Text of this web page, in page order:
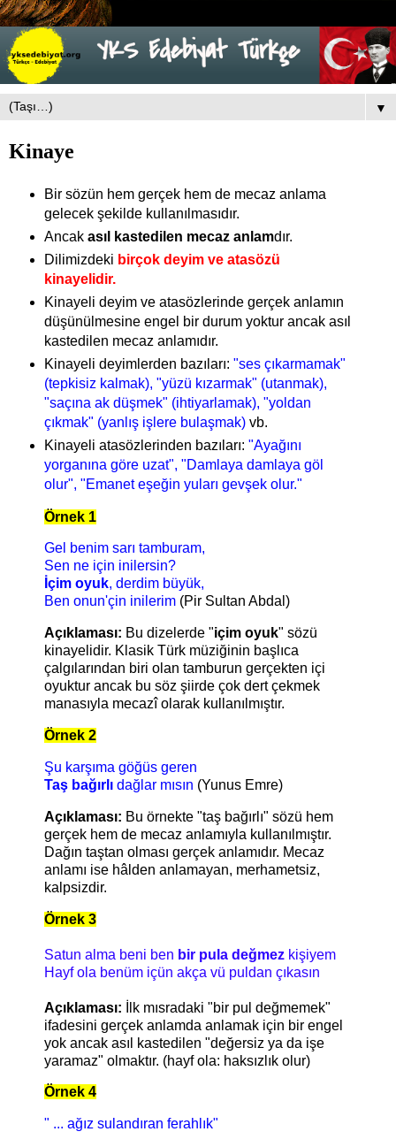
▼
Kinaye
Bir sözün hem gerçek hem de mecaz anlama
gelecek şekilde kullanılmasıdır.
Ancak asıl kastedilen mecaz anlamdır.
Dilimizdeki birçok deyim ve atasözü
kinayelidir.
Kinayeli deyim ve atasözlerinde gerçek anlamın
düşünülmesine engel bir durum yoktur ancak asıl
kastedilen mecaz anlamıdır.
Kinayeli deyimlerden bazıları: "ses çıkarmamak"
(tepkisiz kalmak), "yüzü kızarmak" (utanmak),
"saçına ak düşmek" (ihtiyarlamak), "yoldan
çıkmak" (yanlış işlere bulaşmak)vb.
Kinayeli atasözlerinden bazıları: "Ayağını
yorganına göre uzat", "Damlaya damlaya göl
olur", "Emanet eşeğin yuları gevşek olur."
Örnek 1
Gel benim sarı tamburam,
Sen ne için inilersin?
İçim oyuk, derdim büyük,
Ben onun'çin inilerim (Pir Sultan Abdal)
Açıklaması: Bu dizelerde "içim oyuk" sözü
kinayelidir. Klasik Türk müziğinin başlıca
çalgılarından biri olan tamburun gerçekten içi
oyuktur ancak bu söz şiirde çok dert çekmek
manasıyla mecazî olarak kullanılmıştır.
Örnek 2
Şu karşıma göğüs geren
Taş bağırlı dağlar mısın (Yunus Emre)
Açıklaması: Bu örnekte "taş bağırlı" sözü hem
gerçek hem de mecaz anlamıyla kullanılmıştır.
Dağın taştan olması gerçek anlamıdır. Mecaz
anlamı ise hâlden anlamayan, merhametsiz,
kalpsizdir.
Örnek 3
Satun alma beni ben bir pula değmez kişiyem
Hayf ola benüm içün akça vü puldan çıkasın
Açıklaması: İlk mısradaki "bir pul değmemek"
ifadesini gerçek anlamda anlamak için bir engel
yok ancak asıl kastedilen "değersiz ya da işe
yaramaz" olmaktır. (hayf ola: haksızlık olur)
Örnek 4
" ... ağız sulandıran ferahlık"